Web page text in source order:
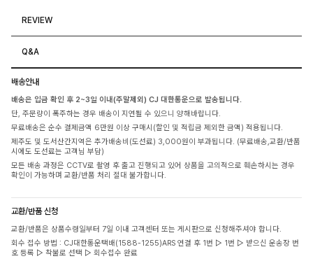
REVIEW
Q&A
배송안내
배송은 입금 확인 후 2~3일 이내(주말제외) CJ 대한통운으로 발송됩니다.
단, 주문량이 폭주하는 경우 배송이 지연될 수 있으니 양해바랍니다.
무료배송은 순수 결제금액 6만원 이상 구매시(할인 및 적립금 제외한 금액) 적용됩니다.
제주도 및 도서산간지역은 추가배송비(도선료) 3,000원이 부과됩니다. (무료배송,교환/반품
시에도 도선료는 고객님 부담)
모든 배송 과정은 CCTV로 촬영 후 출고 진행되고 있어 상품을 고의적으로 훼손하시는 경우
확인이 가능하며 교환/반품 처리 절대 불가합니다.
교환/반품 신청
교환/반품은 상품수령일부터 7일 이내 고객센터 또는 게시판으로 신청해주셔야 합니다.
회수 접수 방법 : CJ대한통운택배(1588-1255)ARS 연결 후 1번 ▷ 1번 ▷ 받으신 운송장 번
호 등록 ▷ 착불로 선택 ▷ 회수접수 완료